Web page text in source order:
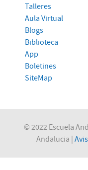
Talleres
Aula Virtual
Blogs
Biblioteca
App
Boletines
SiteMap
© 2022 Escuela
Andalucia |